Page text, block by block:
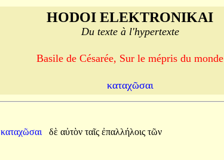
HODOI ELEKTRONIKAI
Du texte à l'hypertexte
Basile de Césarée, Sur le mépris du monde
καταχῶσαι
καταχῶσαι δὲ αὐτὸν ταῖς ἐπαλλήλοις τῶν